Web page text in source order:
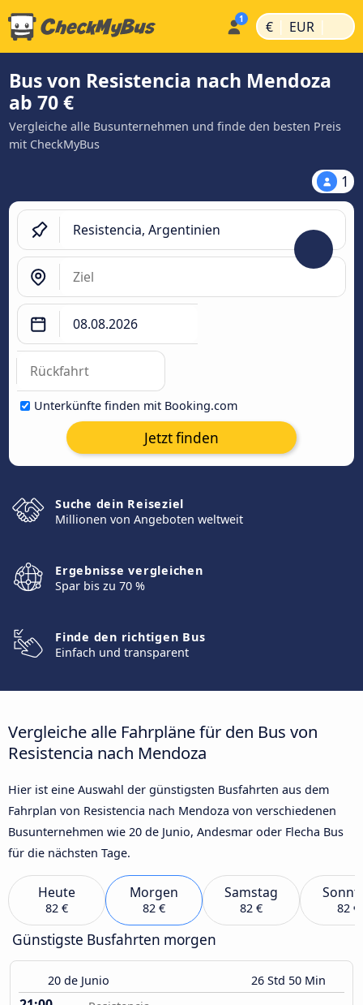
€ | EUR |
Bus von Resistencia nach Mendoza
ab 70 €
Vergleiche alle Busunternehmen und finde den besten Preis
mit CheckMyBus
1
Unterkünfte finden mit Booking.com
Jetzt finden
Suche dein Reiseziel
Millionen von Angeboten weltweit
Ergebnisse vergleichen
Spar bis zu 70 %
Finde den richtigen Bus
Einfach und transparent
Vergleiche alle Fahrpläne für den Bus von
Resistencia nach Mendoza
Hier ist eine Auswahl der günstigsten Busfahrten aus dem
Fahrplan von Resistencia nach Mendoza von verschiedenen
Busunternehmen wie 20 de Junio, Andesmar oder Flecha Bus
für die nächsten Tage.
Heute
82 €
Morgen
82 €
Samstag
82 € 82 €
Günstigste Busfahrten morgen
20 de Junio 26 Std 50 Min